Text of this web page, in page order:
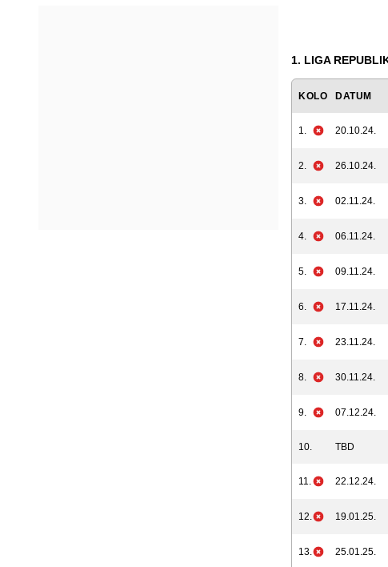
1. LIGA
KOLO DATUM
1. 20.10.24.
2. 26.10.24.
3. 02.11.24.
4. 06.11.24.
5. 09.11.24.
6. 17.11.24.
7. 23.11.24.
8. 30.11.24.
9. 07.12.24.
10. TBD
11. 22.12.24.
12. 19.01.25.
13. 25.01.25.